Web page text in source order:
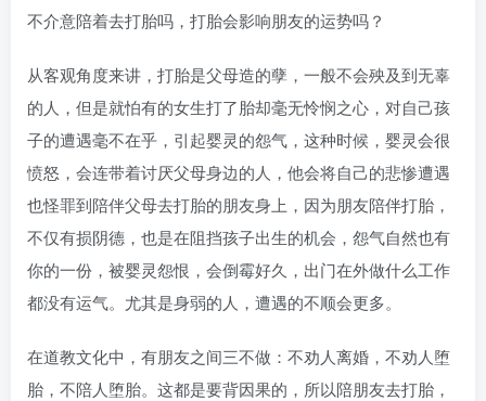
不介意陪着去打胎吗，打胎会影响朋友的运势吗？
从客观角度来讲，打胎是父母造的孽，一般不会殃及到无辜
的人，但是就怕有的女生打了胎却毫无怜悯之心，对自己孩
子的遭遇毫不在乎，引起婴灵的怨气，这种时候，婴灵会很
愤怒，会连带着讨厌父母身边的人，他会将自己的悲惨遭遇
也怪罪到陪伴父母去打胎的朋友身上，因为朋友陪伴打胎，
不仅有损阴德，也是在阻挡孩子出生的机会，怨气自然也有
你的一份，被婴灵怨恨，会倒霉好久，出门在外做什么工作
都没有运气。尤其是身弱的人，遭遇的不顺会更多。
在道教文化中，有朋友之间三不做：不劝人离婚，不劝人堕
胎，不陪人堕胎。这都是要背因果的，所以陪朋友去打胎，